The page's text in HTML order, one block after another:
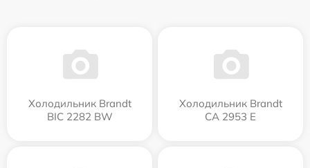
Холодильник Brandt
BIC 2282 BW
Холодильник Brandt
CA 2953 E